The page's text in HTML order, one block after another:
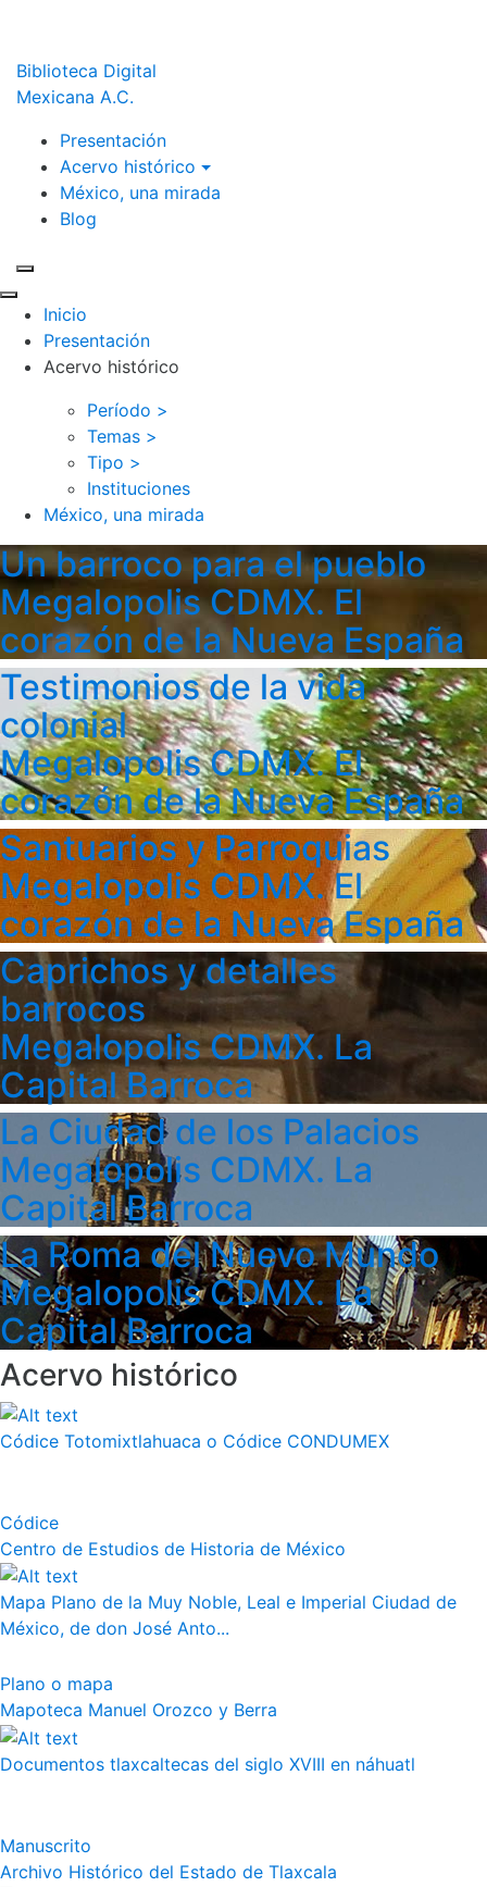
Biblioteca Digital
Mexicana A.C.
Presentación
Acervo histórico
México, una mirada
Blog
Inicio
Presentación
Acervo histórico
Período >
Temas >
Tipo >
Instituciones
México, una mirada
Un barroco para el pueblo
Megalopolis CDMX. El
corazón de la Nueva España
Testimonios de la vida
colonial
Megalopolis CDMX. El
corazón de la Nueva España
Santuarios y Parroquias
Megalopolis CDMX. El
corazón de la Nueva España
Caprichos y detalles
barrocos
Megalopolis CDMX. La
Capital Barroca
La Ciudad de los Palacios
Megalopolis CDMX. La
Capital Barroca
La Roma del Nuevo Mundo
Megalopolis CDMX. La
Capital Barroca
Acervo histórico
Códice Totomixtlahuaca o Códice CONDUMEX
Códice
Centro de Estudios de Historia de México
Mapa Plano de la Muy Noble, Leal e Imperial Ciudad de
México, de don José Anto...
Plano o mapa
Mapoteca Manuel Orozco y Berra
Documentos tlaxcaltecas del siglo XVIII en náhuatl
Manuscrito
Archivo Histórico del Estado de Tlaxcala